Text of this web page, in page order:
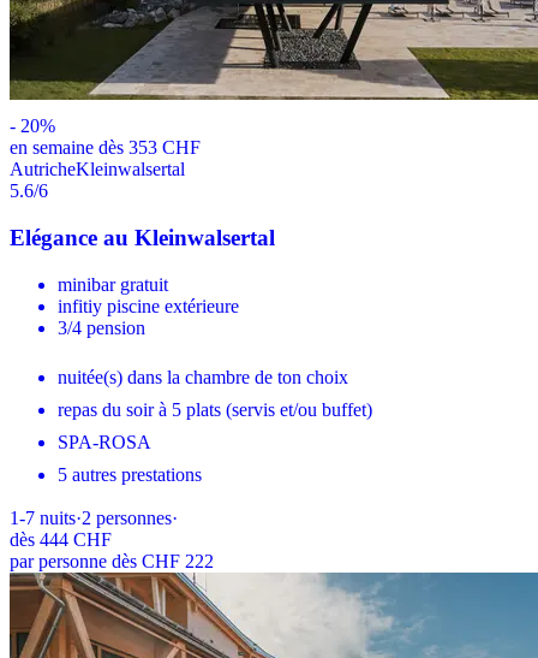
- 20%
en semaine dès 353 CHF
AutricheKleinwalsertal
5.6/6
Elégance au Kleinwalsertal
minibar gratuit
infitiy piscine extérieure
3/4 pension
nuitée(s) dans la chambre de ton choix
repas du soir à 5 plats (servis et/ou buffet)
SPA-ROSA
5 autres prestations
1-7 nuits·2 personnes·
dès 444 CHF
par personne dès CHF 222